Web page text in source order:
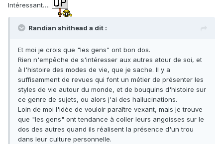
Intéressant….
Randian shithead a dit :
Et moi je crois que "les gens" ont bon dos.
Rien n'empêche de s'intéresser aux autres atour de soi, et
à l'histoire des modes de vie, que je sache. Il y a
suffisamment de revues qui font un métier de présenter les
styles de vie autour du monde, et de bouquins d'histoire sur
ce genre de sujets, ou alors j'ai des hallucinations.
Loin de moi l'idée de vouloir paraître vexant, mais je trouve
que "les gens" ont tendance à coller leurs angoisses sur le
dos des autres quand ils réalisent la présence d'un trou
dans leur culture personnelle.